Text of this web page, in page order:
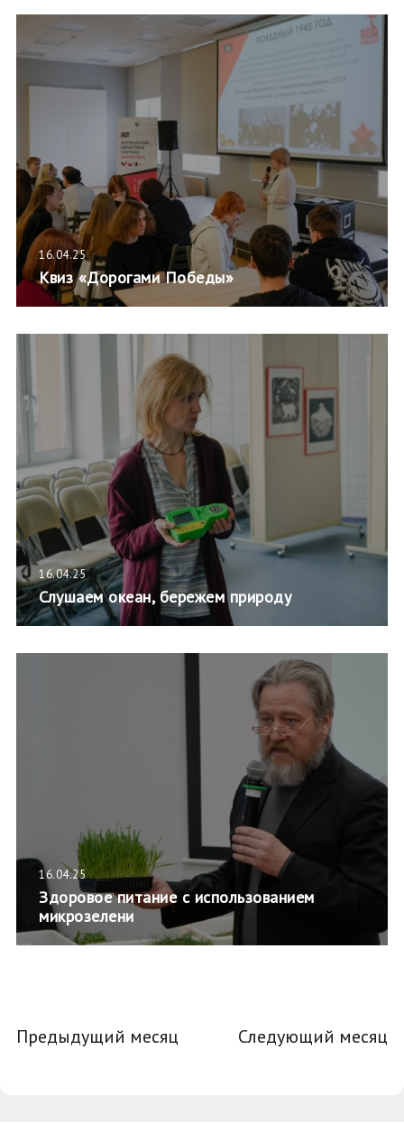
16.04.25
Квиз «Дорогами Победы»
16.04.25
Слушаем океан, бережем природу
16.04.25
Здоровое питание с использованием
микрозелени
Предыдущий месяц Следующий месяц